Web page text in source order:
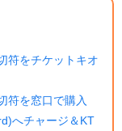
符をチケットキオ
符を窓口で購入
へチャージ＆KT